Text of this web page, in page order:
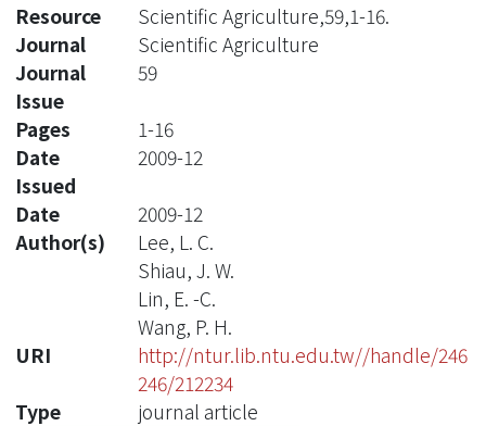
Resource
Scientific Agriculture,59,1-16.
Journal
Scientific Agriculture
Journal
Issue
59
Pages
1-16
Date
Issued
2009-12
Date
2009-12
Author(s)
Lee, L. C.
Shiau, J. W.
Lin, E. -C.
Wang, P. H.
URI
http://ntur.lib.ntu.edu.tw//handle/246
246/212234
Type
journal article